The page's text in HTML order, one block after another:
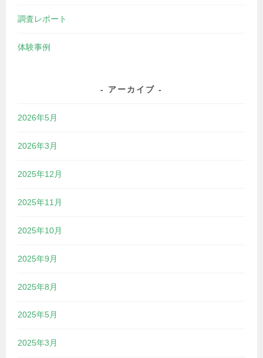
調査レポート
体験事例
アーカイブ
2026年5月
2026年3月
2025年12月
2025年11月
2025年10月
2025年9月
2025年8月
2025年5月
2025年3月